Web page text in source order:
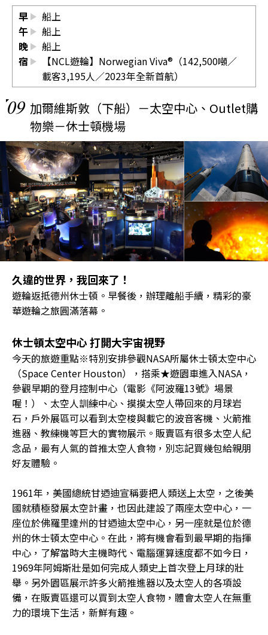
早
船上
午
船上
晚
船上
宿
【NCL遊輪】Norwegian Viva®（142,500噸／
載客3,195人／2023年全新首航）
09 加爾維斯敦（下船）－太空中心、Outlet購
物樂－休士頓機場
久違的世界，我回來了！
遊輪返抵德州休士頓。早餐後，辦理離船手續，精彩的豪
華遊輪之旅圓滿落幕。
休士頓太空中心 打開大宇宙視野
今天的旅遊重點※特別安排參觀NASA所屬休士頓太空中心
（Space Center Houston），搭乘★遊園車進入NASA，
參觀早期的登月控制中心（電影《阿波羅13號》場景
喔！）、太空人訓練中心、摸摸太空人帶回來的月球岩
石，戶外展區可以看到太空梭與載它的波音客機、火箭推
進器、教練機等巨大的實物展示。販賣區有很多太空人紀
念品，最有人氣的首推太空人食物，別忘記買幾包給親朋
好友體驗。
1961年，美國總統甘迺迪宣稱要把人類送上太空，之後美
國就積極發展太空計畫，也因此建設了兩座太空中心，一
座位於佛羅里達州的甘迺迪太空中心，另一座就是位於德
州的休士頓太空中心。在此，將有機會看到最早期的指揮
中心，了解當時大主機時代、電腦運算速度都不如今日，
1969年阿姆斯壯是如何完成人類史上首次登上月球的壯
舉。另外園區展示許多火箭推進器以及太空人的各項設
備，在販賣區還可以買到太空人食物，體會太空人在無重
力的環境下生活，新鮮有趣。